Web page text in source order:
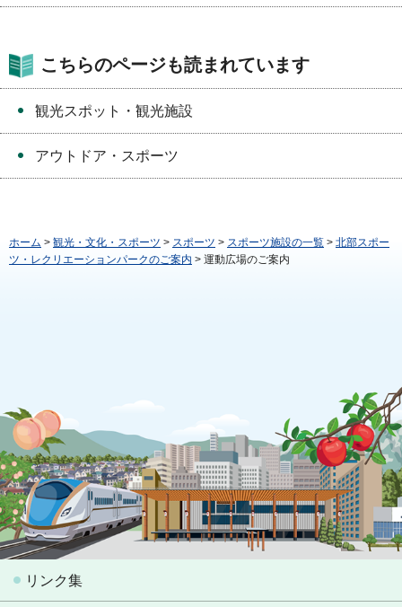
こちらのページも読まれています
観光スポット・観光施設
アウトドア・スポーツ
ホーム > 観光・文化・スポーツ > スポーツ > スポーツ施設の一覧 > 北部スポー
ツ・レクリエーションパークのご案内 > 運動広場のご案内
リンク集